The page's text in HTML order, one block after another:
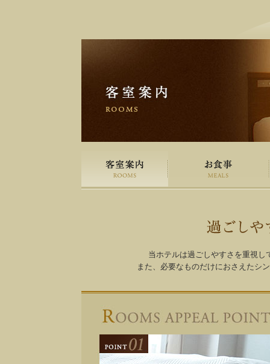
客室案内 お食事
当ホテルは過ごしやすさを重視
また、必要なものだけにおさえたシ